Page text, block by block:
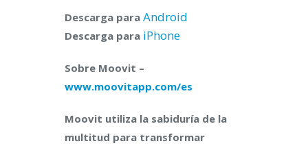
Descarga para Android
Descarga para iPhone
Sobre Moovit –
www.moovitapp.com/es
Moovit utiliza la sabiduría de la
multitud para transformar